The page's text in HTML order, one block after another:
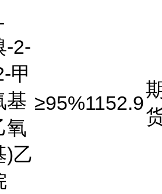
-2-
甲
基
氧
)乙
≥95%1152.9